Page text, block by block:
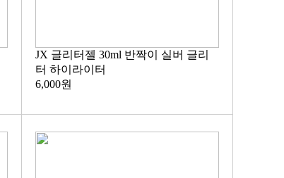
JX 글리터젤 30ml 반짝이 실버 글리
터 하이라이터
6,000원